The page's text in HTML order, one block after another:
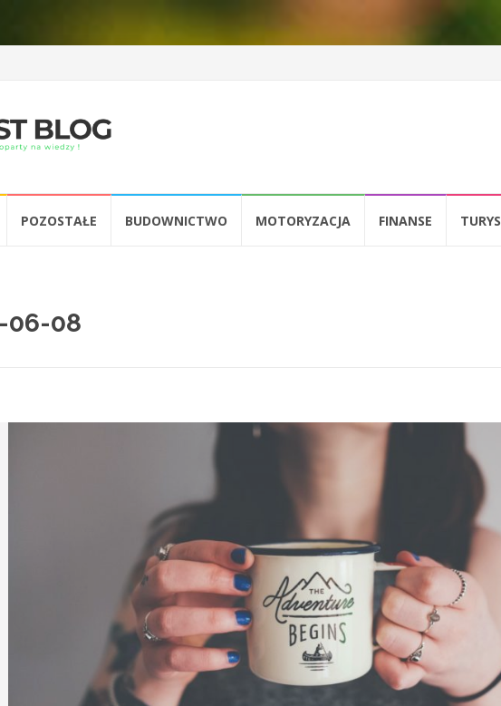
POZOSTAŁE BUDOWNICTWO MOTORYZACJA FINANSE
06-08